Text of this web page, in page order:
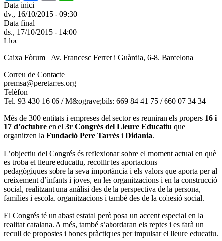
Data inici
dv., 16/10/2015 - 09:30
Data final
ds., 17/10/2015 - 14:00
Lloc
Caixa Fòrum | Av. Francesc Ferrer i Guàrdia, 6-8. Barcelona
Correu de Contacte
premsa@peretarres.org
Telèfon
Tel. 93 430 16 06 / M&ograve;bils: 669 84 41 75 / 660 07 34 34
Més de 300 entitats i empreses del sector es reuniran els propers 16 i
17 d’octubre en el 3r Congrés del Lleure Educatiu que
organitzen la Fundació Pere Tarrés i Didania.
L’objectiu del Congrés és reflexionar sobre el moment actual en què
es troba el lleure educatiu, recollir les aportacions
pedagògiques sobre la seva importància i els valors que aporta per al
creixement d’infants i joves, en les organitzacions i en la construcció
social, realitzant una anàlisi des de la perspectiva de la persona,
famílies i escola, organitzacions i també des de la cohesió social.
El Congrés té un abast estatal però posa un accent especial en la
realitat catalana. A més, també s’abordaran els reptes i es farà un
recull de propostes i bones pràctiques per impulsar el lleure educatiu.